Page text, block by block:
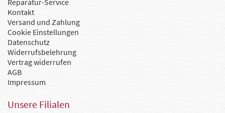
Reparatur-Service
Kontakt
Versand und Zahlung
Cookie Einstellungen
Datenschutz
Widerrufsbelehrung
Vertrag widerrufen
AGB
Impressum
Unsere Filialen